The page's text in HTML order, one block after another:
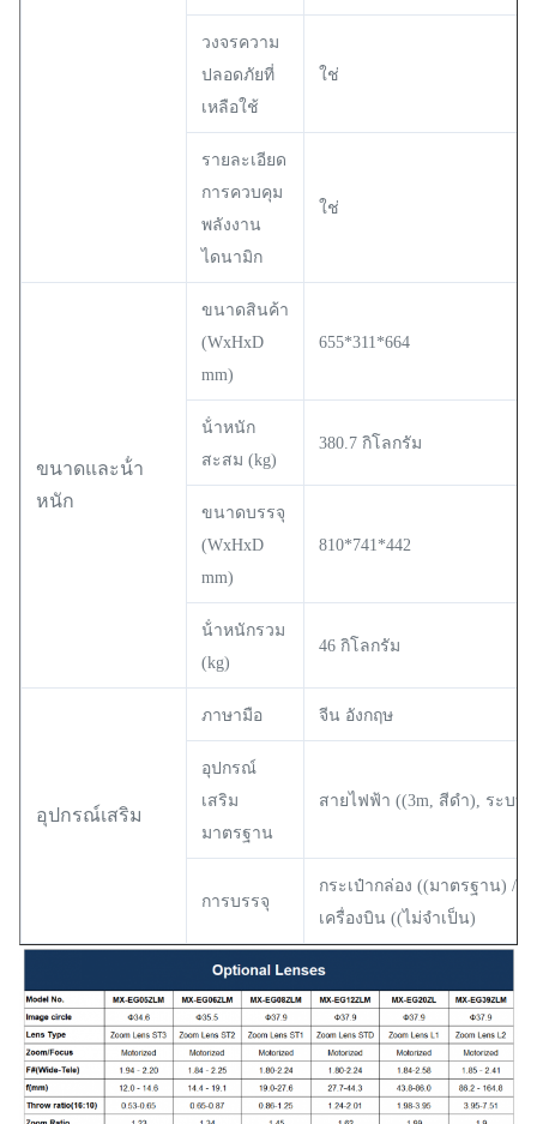
วงจรความ
ปลอดภัยที่
เหลือใช้
ใช่
รายละเอียด
การควบคุม
พลังงาน
ไดนามิก
ใช่
ขนาดและน้ํา
หนัก
ขนาดสินค้า
(WxHxD
mm)
655*311*664
น้ําหนัก
สะสม (kg)
380.7 กิโลกรัม
ขนาดบรรจุ
(WxHxD
mm)
810*741*442
น้ําหนักรวม
(kg)
46 กิโลกรัม
อุปกรณ์เสริม
ภาษามือ จีน อังกฤษ
อุปกรณ์
เสริม
มาตรฐาน
สายไฟฟ้า ((3m, สีดํา), ระบบ
การบรรจุ
กระเป๋ากล่อง ((มาตรฐาน) / ก
เครื่องบิน ((ไม่จําเป็น)